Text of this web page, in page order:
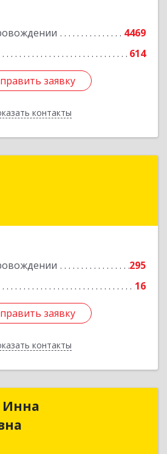
4469
614
заявку
контакты
заявку
Назад
295
16
заявку
контакты
заявку
Назад
ИннаИП Сушкова Инна